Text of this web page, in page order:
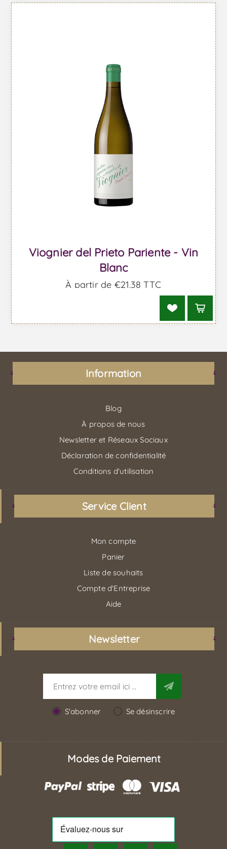
Viognier del Prieto Pariente - Vin
Blanc
À partir de €21,38 TTC
Information
Blog
À propos de nous
Newsletter et Réseaux Sociaux
Déclaration de confidentialité
Conditions d'utilisation
Service Client
Mon compte
Panier
Liste de souhaits
Compte d'Entreprise
Aide
Newsletter
S'abonner Se désinscrire
Modes de Paiement